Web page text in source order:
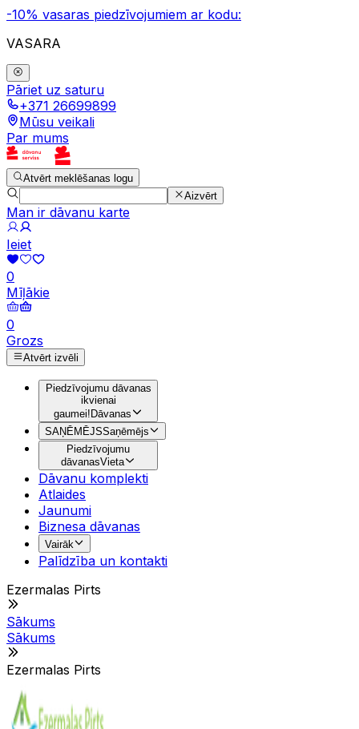
-10% vasaras piedzīvojumiem ar kodu:
VASARA
Pāriet uz saturu
+371 26699899
Mūsu veikali
Par mums
Atvērt meklēšanas logu
Aizvērt
Man ir dāvanu karte
Ieiet
0
Mīļākie
0
Grozs
Atvērt izvēli
Piedzīvojumu dāvanas
ikvienai
gaumei!Dāvanas
SAŅĒMĒJSSaņēmējs
Piedzīvojumu
dāvanasVieta
Dāvanu komplekti
Atlaides
Jaunumi
Biznesa dāvanas
Vairāk
Palīdzība un kontakti
Ezermalas Pirts
Sākums
Sākums
Ezermalas Pirts